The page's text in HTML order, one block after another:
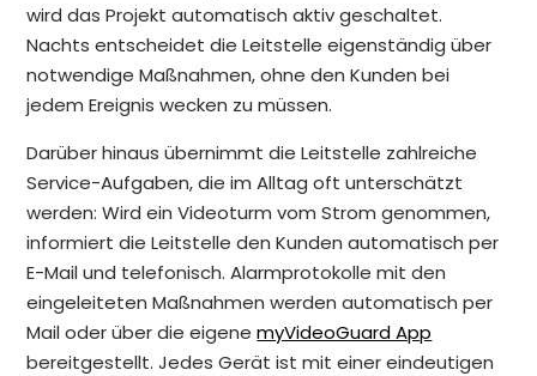
wird das Projekt automatisch aktiv geschaltet.
Nachts entscheidet die Leitstelle eigenständig über
notwendige Maßnahmen, ohne den Kunden bei
jedem Ereignis wecken zu müssen.
Darüber hinaus übernimmt die Leitstelle zahlreiche
Service-Aufgaben, die im Alltag oft unterschätzt
werden: Wird ein Videoturm vom Strom genommen,
informiert die Leitstelle den Kunden automatisch per
E-Mail und telefonisch. Alarmprotokolle mit den
eingeleiteten Maßnahmen werden automatisch per
Mail oder über die eigenemyVideoGuard App
bereitgestellt. Jedes Gerät ist mit einer eindeutigen